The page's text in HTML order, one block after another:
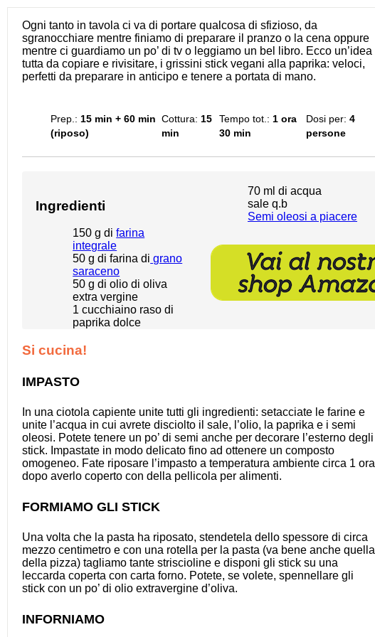
Ogni tanto in tavola ci va di portare qualcosa di sfizioso, da
sgranocchiare mentre finiamo di preparare il pranzo o la cena oppure
mentre ci guardiamo un po’ di tv o leggiamo un bel libro. Ecco un’idea
tutta da copiare e rivisitare, i grissini stick vegani alla paprika: veloci,
perfetti da preparare in anticipo e tenere a portata di mano.
Prep.: 15 min + 60 min
(riposo)
Cottura: 15
min
Tempo tot.: 1 ora
30 min
Dosi per: 4
persone
Ingredienti
150 g difarina
integrale
50 g di farina di grano
saraceno
50 g di olio di oliva
extra vergine
1 cucchiaino raso di
paprika dolce
70 ml di acqua
sale q.b
Semi oleosi a piacere
Si cucina!
IMPASTO
In una ciotola capiente unite tutti gli ingredienti: setacciate le farine e
unite l’acqua in cui avrete disciolto il sale, l’olio, la paprika e i semi
oleosi. Potete tenere un po’ di semi anche per decorare l’esterno degli
stick. Impastate in modo delicato fino ad ottenere un composto
omogeneo. Fate riposare l’impasto a temperatura ambiente circa 1 ora
dopo averlo coperto con della pellicola per alimenti.
FORMIAMO GLI STICK
Una volta che la pasta ha riposato, stendetela dello spessore di circa
mezzo centimetro e con una rotella per la pasta (va bene anche quella
della pizza) tagliamo tante striscioline e disponi gli stick su una
leccarda coperta con carta forno. Potete, se volete, spennellare gli
stick con un po’ di olio extravergine d’oliva.
INFORNIAMO